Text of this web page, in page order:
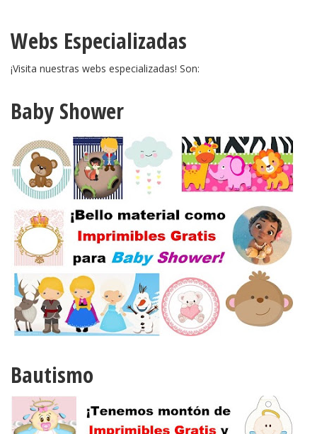
Webs Especializadas
¡Visita nuestras webs especializadas! Son:
Baby Shower
Bautismo